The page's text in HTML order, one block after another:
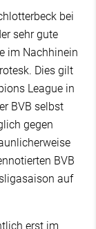
bei
sehr gute
im Nachhinein
Dies gilt
League in
BVB selbst
gegen
BVB
auf
erst im